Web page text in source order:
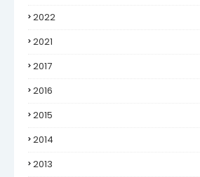
2022
2021
2017
2016
2015
2014
2013